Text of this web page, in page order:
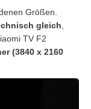
Größen.
gleich
TV F2
(3840 x 2160